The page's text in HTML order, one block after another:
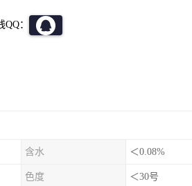
QQ：
含水 ＜0.08%
色度 ＜30号